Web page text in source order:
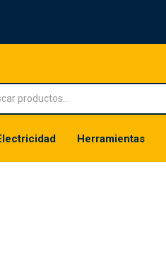
Herramientas